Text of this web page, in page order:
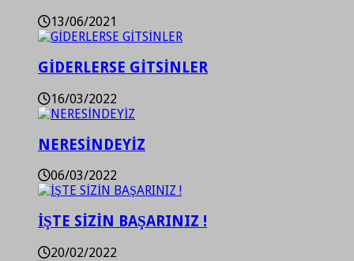
13/06/2021
GİDERLERSE GİTSİNLER
16/03/2022
NERESİNDEYİZ
06/03/2022
İŞTE SİZİN BAŞARINIZ !
20/02/2022